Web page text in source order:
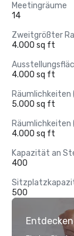
Meetingräume
14
Zweitgrößter
4.000 sq ft
4.000 sq ft
Räumlichkeiten
5.000 sq ft
Räumlichkeiten
4.000 sq ft
Kapazität an
400
500